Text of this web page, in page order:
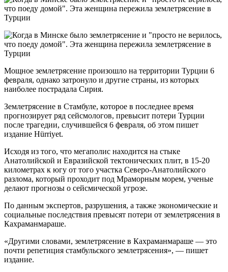
Мощное землетрясение произошло на территории Турции 6
февраля, однако затронуло и другие страны, из которых
наиболее пострадала Сирия.
Землетрясение в Стамбуле, которое в последнее время
прогнозирует ряд сейсмологов, превысит потери Турции
после трагедии, случившейся 6 февраля, об этом пишет
издание Hürriyet.
Исходя из того, что мегаполис находится на стыке
Анатолийской и Евразийской тектонических плит, в 15-20
километрах к югу от того участка Северо-Анатолийского
разлома, который проходит под Мраморным морем, ученые
делают прогнозы о сейсмической угрозе.
По данным экспертов, разрушения, а также экономические и
социальные последствия превысят потери от землетрясения в
Кахраманмараше.
«Другими словами, землетрясение в Кахраманмараше — это
почти репетиция стамбульского землетрясения», — пишет
издание.